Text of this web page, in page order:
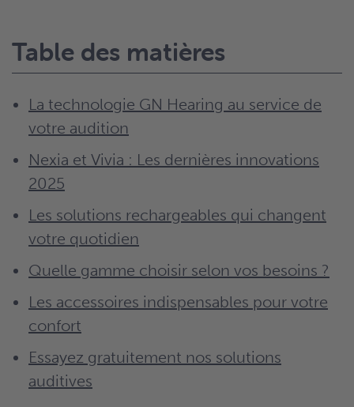
Table des matières
La technologie GN Hearing au service de
votre audition
Nexia et Vivia : Les dernières innovations
2025
Les solutions rechargeables qui changent
votre quotidien
Quelle gamme choisir selon vos besoins ?
Les accessoires indispensables pour votre
confort
Essayez gratuitement nos solutions
auditives